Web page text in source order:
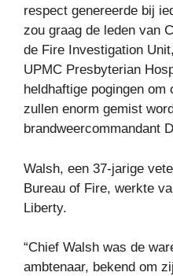
respect genereerde bij
zou graag de leden van
de Fire Investigation
UPMC Presbyterian
heldhaftige pogingen om
zullen enorm gemist
brandweercommandant
Walsh, een 37-jarige
Bureau of Fire, werkte
Liberty.
“Chief Walsh was de
ambtenaar, bekend om